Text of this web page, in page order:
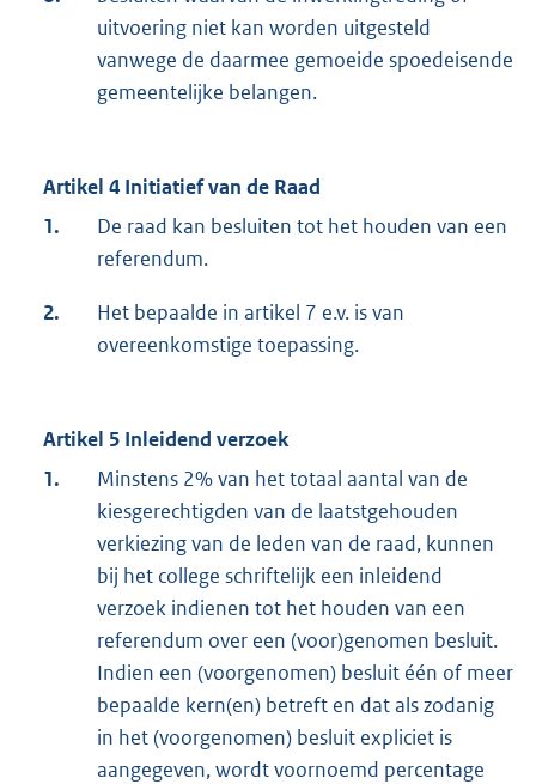
uitvoering niet kan worden uitgesteld
vanwege de daarmee gemoeide spoedeisende
gemeentelijke belangen.
Artikel 4 Initiatief van de Raad
1.
De raad kan besluiten tot het houden van een
referendum.
2.
Het bepaalde in artikel 7 e.v. is van
overeenkomstige toepassing.
Artikel 5 Inleidend verzoek
1.
Minstens 2% van het totaal aantal van de
kiesgerechtigden van de laatstgehouden
verkiezing van de leden van de raad, kunnen
bij het college schriftelijk een inleidend
verzoek indienen tot het houden van een
referendum over een (voor)genomen besluit.
Indien een (voorgenomen) besluit één of meer
bepaalde kern(en) betreft en dat als zodanig
in het (voorgenomen) besluit expliciet is
aangegeven, wordt voornoemd percentage